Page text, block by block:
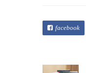
facebook